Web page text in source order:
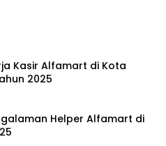
Kasir Alfamart di Kota
2025
Helper Alfamart di